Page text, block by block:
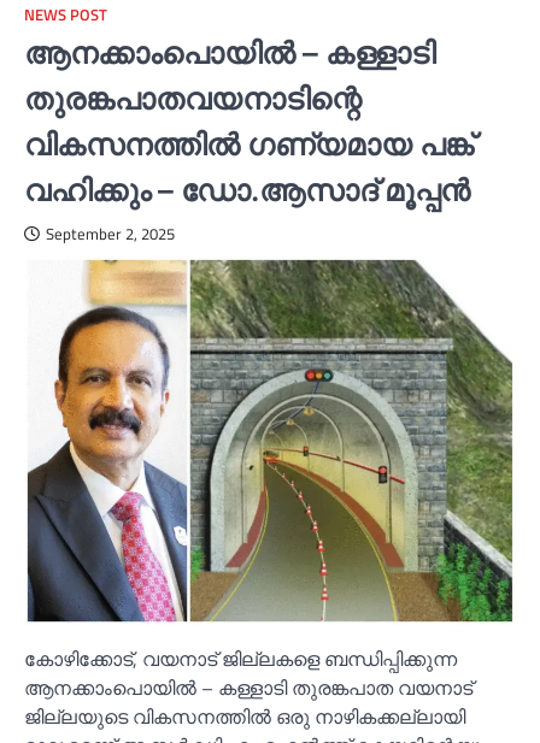
NEWS POST
ആനക്കാംപൊയിൽ – കള്ളാടി
തുരങ്കപാതവയനാടിന്റെ
വികസനത്തിൽ ഗണ്യമായ പങ്ക്
വഹിക്കും – ഡോ.ആസാദ്‌ മൂപ്പൻ
September 2, 2025
കോഴിക്കോട്, വയനാട് ജില്ലകളെ ബന്ധിപ്പിക്കുന്ന
ആനക്കാംപൊയിൽ – കള്ളാടി തുരങ്കപാത വയനാട്
ജില്ലയുടെ വികസനത്തിൽ ഒരു നാഴികക്കല്ലായി